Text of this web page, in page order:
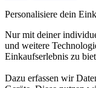
Personalisiere dein
Nur mit deiner
und weitere
Einkaufserlebnis zu
Dazu erfassen wir